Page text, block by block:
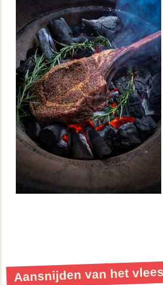
Aansnijden van het